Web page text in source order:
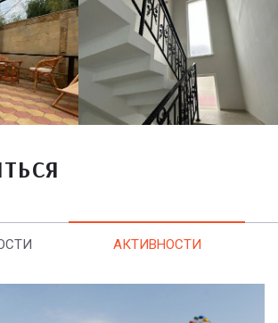
АКТИВНОСТИ